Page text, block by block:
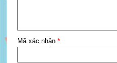
Mã xác nhận *